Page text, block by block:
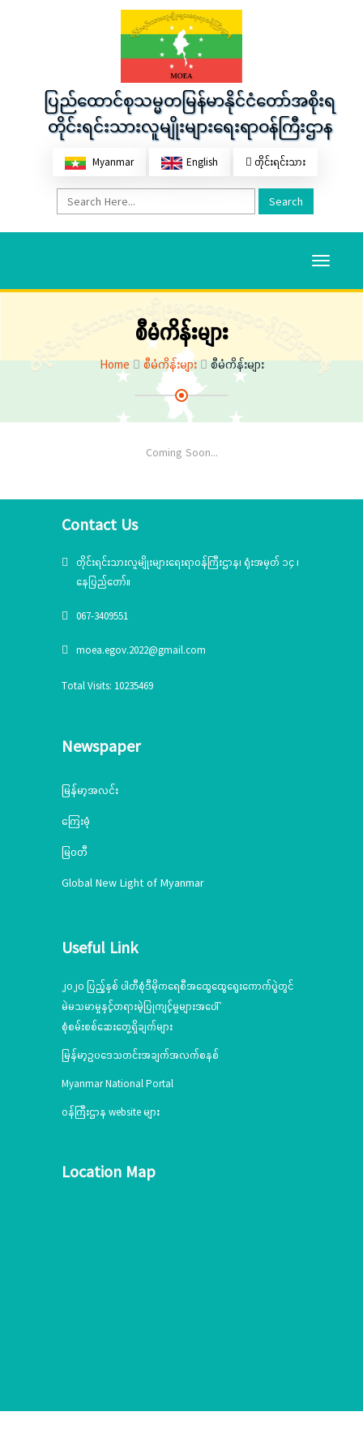
ပြည်ထောင်စုသမ္မတမြန်မာနိုင်ငံတော်အစိုးရ
တိုင်းရင်းသားလူမျိုးများရေးရာဝန်ကြီးဌာန
Myanmar English တိုင်းရင်းသား
Search
Toggle
စီမံကိန်းများ
Home စီမံကိန်းများ စီမံကိန်းများ
Coming Soon...
Contact Us
တိုင်းရင်းသားလူမျိုးများရေးရာဝန်ကြီးဌာန၊ ရုံးအမှတ် ၁၄ ၊
နေပြည်တော်။
067-3409551
moea.egov.2022@gmail.com
Total Visits: 10235469
Newspaper
မြန်မာ့အလင်း
ကြေးမုံ
မြဝတီ
Global New Light of Myanmar
Useful Link
၂၀၂၀ ပြည့်နှစ် ပါတီစုံဒီမိုကရေစီအထွေထွေရွေးကောက်ပွဲတွင်
မဲမသမာမှုနှင့်တရားမဲ့ပြုကျင့်မှုများအပေါ်
စုံစမ်းစစ်ဆေးတွေ့ရှိချက်များ
မြန်မာ့ဥပဒေသတင်းအချက်အလက်စနစ်
Myanmar National Portal
ဝန်ကြီးဌာန website များ
Location Map